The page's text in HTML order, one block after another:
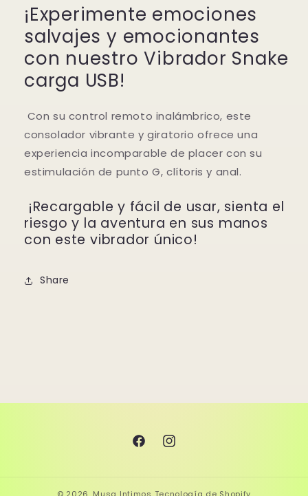
USB
USB
¡Experimente emociones
salvajes y emocionantes
con nuestro Vibrador Snake
carga USB!
Con su control remoto inalámbrico, este
consolador vibrante y giratorio ofrece una
experiencia incomparable de placer con su
estimulación de punto G, clítoris y anal.
¡Recargable y fácil de usar, sienta el
riesgo y la aventura en sus manos
con este vibrador único!
Share
FacebookInstagram